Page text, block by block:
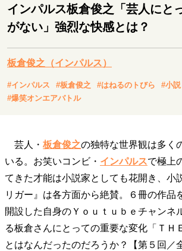
表現者の葛藤
人生が動いた日
キャリア・働き方
セカンドキャリアの描き方
独立という決
大人の学び直し
リーダーの流儀 変革の原動力
次
トップが描く未来
マインドセット
インパルス板倉俊之「芸人にと
がない」強烈な快感とは？
板倉俊之（インパルス）
#インパルス #板倉俊之 #はねるのトびら
#小説
#爆笑オンエアバトル
芸人・ 板倉俊之の独特な世界観は多く
いる。お笑いコンビ・ インパルスで極上
てきた才能は小説家としても花開き、小
リガー』は各方面から絶賛。６冊の作品
開設した自身のＹｏｕｔｕｂｅチャンネ
る板倉さんにとっての重要な変化「ＴＨ
とはなんだったのだろうか？【第５回／